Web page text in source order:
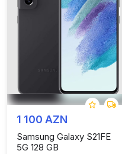
1 100 AZN
Samsung Galaxy S21FE
5G 128 GB